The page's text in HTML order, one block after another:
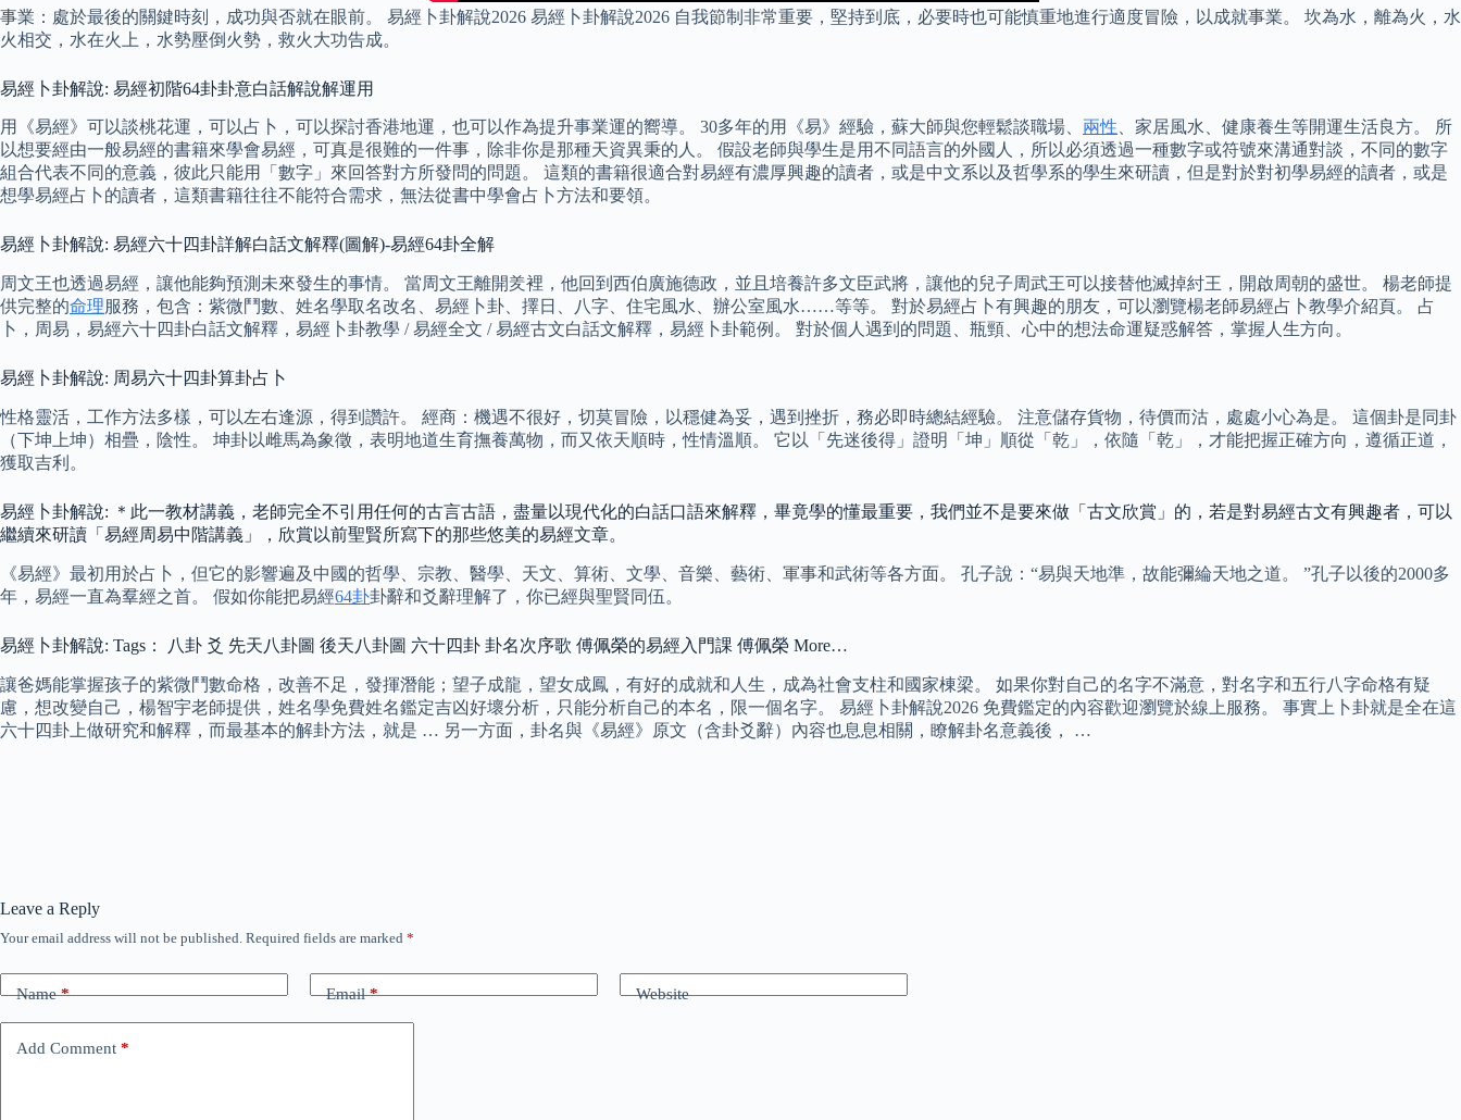
事業：處於最後的關鍵時刻，成功與否就在眼前。 易經卜卦解說2026 易經卜卦解說2026 自我節制非常重要，堅持到底，必要時也可能慎重地進行適度冒險，以成就事業。 坎為水，離為火，水
火相交，水在火上，水勢壓倒火勢，救火大功告成。
易經卜卦解說: 易經初階64卦卦意白話解說解運用
用《易經》可以談桃花運，可以占卜，可以探討香港地運，也可以作為提升事業運的嚮導。 30多年的用《易》經驗，蘇大師與您輕鬆談職場、 兩性 、家居風水、健康養生等開運生活良方。 所
以想要經由一般易經的書籍來學會易經，可真是很難的一件事，除非你是那種天資異秉的人。 假設老師與學生是用不同語言的外國人，所以必須透過一種數字或符號來溝通對談，不同的數字
組合代表不同的意義，彼此只能用「數字」來回答對方所發問的問題。 這類的書籍很適合對易經有濃厚興趣的讀者，或是中文系以及哲學系的學生來研讀，但是對於對初學易經的讀者，或是
想學易經占卜的讀者，這類書籍往往不能符合需求，無法從書中學會占卜方法和要領。
易經卜卦解說: 易經六十四卦詳解白話文解釋(圖解)-易經64卦全解
周文王也透過易經，讓他能夠預測未來發生的事情。 當周文王離開羑裡，他回到西伯廣施德政，並且培養許多文臣武將，讓他的兒子周武王可以接替他滅掉紂王，開啟周朝的盛世。 楊老師提
供完整的命理服務，包含：紫微鬥數、姓名學取名改名、易經卜卦、擇日、八字、住宅風水、辦公室風水……等等。 對於易經占卜有興趣的朋友，可以瀏覽楊老師易經占卜教學介紹頁。 占
卜，周易，易經六十四卦白話文解釋，易經卜卦教學 / 易經全文 / 易經古文白話文解釋，易經卜卦範例。 對於個人遇到的問題、瓶頸、心中的想法命運疑惑解答，掌握人生方向。
易經卜卦解說: 周易六十四卦算卦占卜
性格靈活，工作方法多樣，可以左右逢源，得到讚許。 經商：機遇不很好，切莫冒險，以穩健為妥，遇到挫折，務必即時總結經驗。 注意儲存貨物，待價而沽，處處小心為是。 這個卦是同卦
（下坤上坤）相疊，陰性。 坤卦以雌馬為象徵，表明地道生育撫養萬物，而又依天順時，性情溫順。 它以「先迷後得」證明「坤」順從「乾」，依隨「乾」，才能把握正確方向，遵循正道，
獲取吉利。
易經卜卦解說: ＊此一教材講義，老師完全不引用任何的古言古語，盡量以現代化的白話口語來解釋，畢竟學的懂最重要，我們並不是要來做「古文欣賞」的，若是對易經古文有興趣者，可以
繼續來研讀「易經周易中階講義」，欣賞以前聖賢所寫下的那些悠美的易經文章。
《易經》最初用於占卜，但它的影響遍及中國的哲學、宗教、醫學、天文、算術、文學、音樂、藝術、軍事和武術等各方面。 孔子說：“易與天地準，故能彌綸天地之道。 ”孔子以後的2000多
年，易經一直為羣經之首。 假如你能把易經64卦卦辭和爻辭理解了，你已經與聖賢同伍。
易經卜卦解說: Tags： 八卦 爻 先天八卦圖 後天八卦圖 六十四卦 卦名次序歌 傅佩榮的易經入門課 傅佩榮 More…
讓爸媽能掌握孩子的紫微鬥數命格，改善不足，發揮潛能；望子成龍，望女成鳳，有好的成就和人生，成為社會支柱和國家棟梁。 如果你對自己的名字不滿意，對名字和五行八字命格有疑
慮，想改變自己，楊智宇老師提供，姓名學免費姓名鑑定吉凶好壞分析，只能分析自己的本名，限一個名字。 易經卜卦解說2026 免費鑑定的內容歡迎瀏覽於線上服務。 事實上卜卦就是全在這
六十四卦上做研究和解釋，而最基本的解卦方法，就是 … 另一方面，卦名與《易經》原文（含卦爻辭）內容也息息相關，瞭解卦名意義後， …
Leave a Reply
Your email address will not be published. Required fields are marked *
Name* Email* Website
Add Comment *